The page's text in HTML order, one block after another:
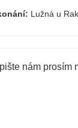
Lužná u
nám prosím